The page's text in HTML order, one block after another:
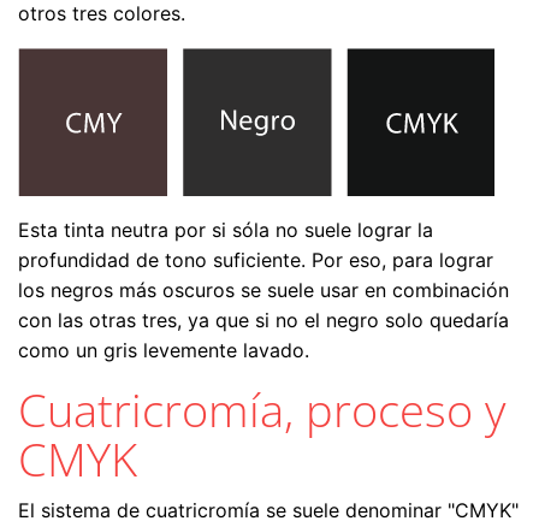
otros tres colores.
Esta tinta neutra por si sóla no suele lograr la
profundidad de tono suficiente. Por eso, para lograr
los negros más oscuros se suele usar en combinación
con las otras tres, ya que si no el negro solo quedaría
como un gris levemente lavado.
Cuatricromía, proceso y
CMYK
El sistema de cuatricromía se suele denominar "CMYK"